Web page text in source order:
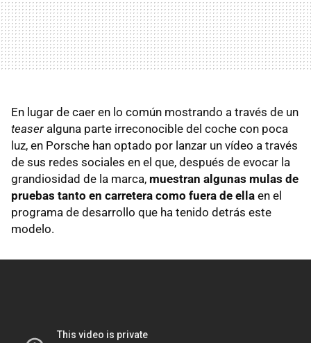
En lugar de caer en lo común mostrando a través de un
teaser alguna parte irreconocible del coche con poca
luz, en Porsche han optado por lanzar un vídeo a través
de sus redes sociales en el que, después de evocar la
grandiosidad de la marca, muestran algunas mulas de
pruebas tanto en carretera como fuera de ella en el
programa de desarrollo que ha tenido detrás este
modelo.